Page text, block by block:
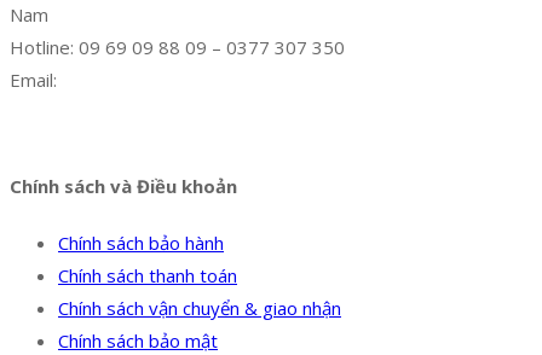
Nam
Hotline: 09 69 09 88 09 – 0377 307 350
Email:
Chính sách và Điều khoản
Chính sách bảo hành
Chính sách thanh toán
Chính sách vận chuyển & giao nhận
Chính sách bảo mật